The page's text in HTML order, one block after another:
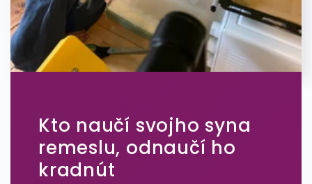
Kto naučí svojho syna
remeslu, odnaučí ho
kradnút